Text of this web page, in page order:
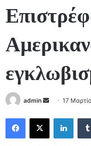
admin
Send
email
17
Facebook
X